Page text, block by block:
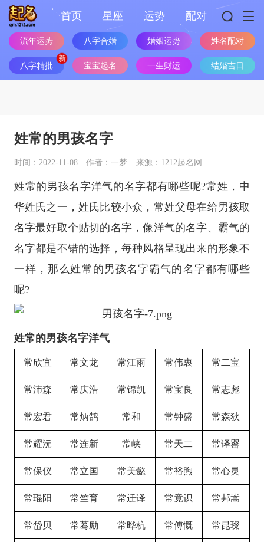
首页 星座 运势 配对
流年运势 八字合婚 婚姻运势 姓名配对
八字精批 宝宝起名 一生财运 结婚吉日
姓常的男孩名字
时间：2022-11-08 作者：一梦 来源：1212起名网
姓常的男孩名字洋气的名字都有哪些呢?常姓，中
华姓氏之一，姓氏比较小众，常姓父母在给男孩取
名字最好取个贴切的名字，像洋气的名字、霸气的
名字都是不错的选择，每种风格呈现出来的形象不
一样，那么姓常的男孩名字霸气的名字都有哪些
呢?
姓常的男孩名字洋气
常欣宜 常文龙 常江雨 常伟衷 常二宝
常沛森 常庆浩 常锦凯 常宝良 常志彪
常宏君 常炳鹄 常和 常钟盛 常森狄
常耀沅 常连新 常峡 常天二 常译罂
常保仪 常立国 常美懿 常裕煦 常心灵
常琨阳 常竺育 常迁译 常竟识 常邦嵩
常岱贝 常蓦励 常晔杭 常傅慨 常昆璨